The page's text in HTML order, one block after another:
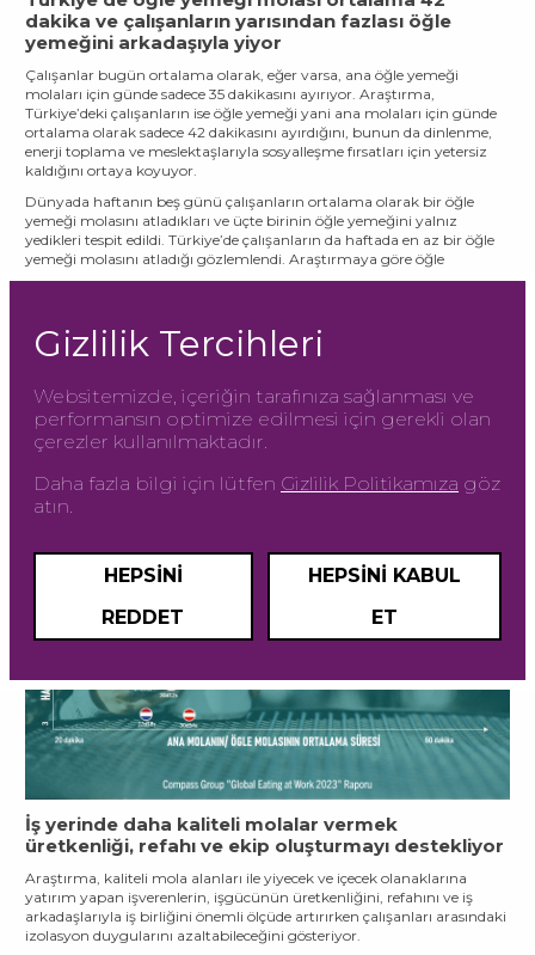
Gizlilik Tercihleri
Websitemizde, içeriğin tarafınıza sağlanması ve
performansın optimize edilmesi için gerekli olan
çerezler kullanılmaktadır.
Daha fazla bilgi için lütfen Gizlilik Politikamıza göz
atın.
HEPSINI
REDDET
HEPSINI KABUL
ET
dakika ve çalışanların yarısından fazlası öğle
yemeğini arkadaşıyla yiyor
Çalışanlar bugün ortalama olarak, eğer varsa, ana öğle yemeği
molaları için günde sadece 35 dakikasını ayırıyor. Araştırma,
Türkiye’deki çalışanların ise öğle yemeği yani ana molaları için günde
ortalama olarak sadece 42 dakikasını ayırdığını, bunun da dinlenme,
enerji toplama ve meslektaşlarıyla sosyalleşme fırsatları için yetersiz
kaldığını ortaya koyuyor.
Dünyada haftanın beş günü çalışanların ortalama olarak bir öğle
yemeği molasını atladıkları ve üçte birinin öğle yemeğini yalnız
yedikleri tespit edildi. Türkiye’de çalışanların da haftada en az bir öğle
yemeği molasını atladığı gözlemlendi. Araştırmaya göre öğle
yemeğini yalnız yiyenlerin oranı ise oldukça düşük (%18). Türkiye’de
Dünya genelinde çalışanların %5'i, çalışma haftaları boyunca hiç ara
çalışanlar için %10'a ulaşırken, işyerinde çalışanların %7'si ve hibrit ile
evden çalışanların ise yalnızca %3'ü. Türkiye’de bu oranlar daha düşük:
Çalışanların genelinde bu oran %1 iken, yaşlı bakımı endüstrisi dahil
sağlık çalışanlarının %4’ü, eğitim sektörü çalışanlarının %3’ü ve
İş yerinde daha kaliteli molalar vermek
üretkenliği, refahı ve ekip oluşturmayı destekliyor
Araştırma, kaliteli mola alanları ile yiyecek ve içecek olanaklarına
yatırım yapan işverenlerin, işgücünün üretkenliğini, refahını ve iş
arkadaşlarıyla iş birliğini önemli ölçüde artırırken çalışanları arasındaki
izolasyon duygularını azaltabileceğini gösteriyor.